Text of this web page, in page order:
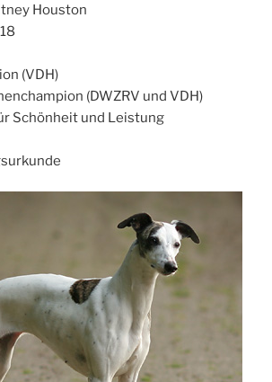
Houston
(VDH)
(DWZRV und VDH)
Schönheit und Leistung